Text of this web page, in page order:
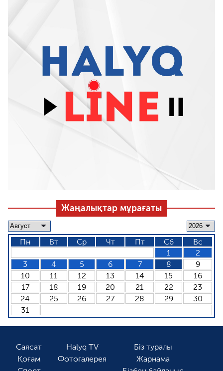
Жаңалықтар мұрағаты
Пн Вт Ср Чт Пт Сб
Вс
1
2
3
4 5 6 7 8
9
10
11 12 13 14 15
16
17
18 19 20 21 22
23
24
25 26 27 28 29
30
31
Саясат
Қоғам
Halyq TV
Фотогалерея
Біз туралы
Жарнама